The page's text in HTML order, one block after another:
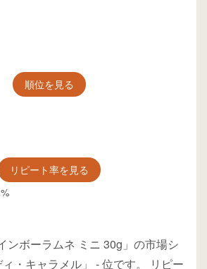
順位を見る
リピート率を見る
%
ンボーラムネ ミニ 30g」の市場シ
・キャラメル」 -位です。
リピー